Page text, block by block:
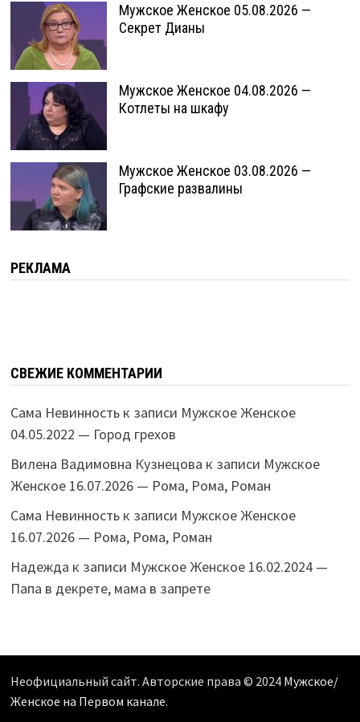
Мужское Женское 05.08.2026 —
Секрет Дианы
Мужское Женское 04.08.2026 —
Котлеты на шкафу
Мужское Женское 03.08.2026 —
Графские развалины
РЕКЛАМА
СВЕЖИЕ КОММЕНТАРИИ
Сама Невинностьк записи Мужское Женское
04.05.2022 — Город грехов
Вилена Вадимовна Кузнецова к записи Мужское
Женское 16.07.2026 — Рома, Рома, Роман
Сама Невинностьк записи Мужское Женское
16.07.2026 — Рома, Рома, Роман
Надежда к записи Мужское Женское 16.02.2024 —
Папа в декрете, мама в запрете
Неофициальный сайт. Авторские права © 2024 Мужское/
Женское на Первом канале.